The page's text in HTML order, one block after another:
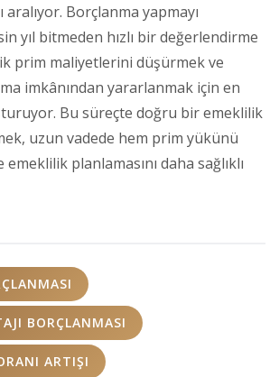
aralıyor. Borçlanma yapmayı
yıl bitmeden hızlı bir değerlendirme
prim maliyetlerini düşürmek ve
imkânından yararlanmak için en
Bu süreçte doğru bir emeklilik
uzun vadede hem prim yükünü
planlamasını daha sağlıklı
BORÇLANMASI
ARTIŞI